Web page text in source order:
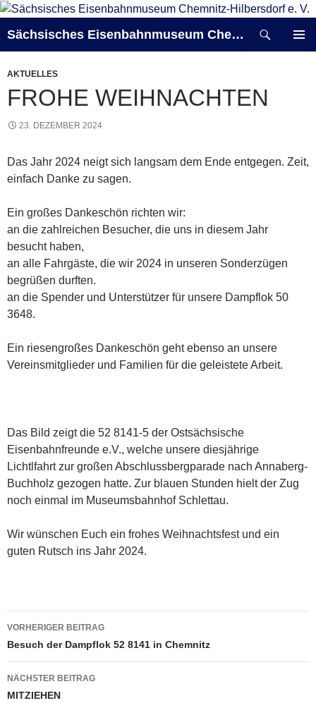
Zum
springen
Sächsisches Eisenbahnmuseum Chemnitz-Hilbersdorf e. V.
AKTUELLES
FROHE WEIHNACHTEN
23. DEZEMBER 2024
Das Jahr 2024 neigt sich langsam dem Ende entgegen. Zeit,
einfach Danke zu sagen.
Ein großes Dankeschön richten wir:
an die zahlreichen Besucher, die uns in diesem Jahr
besucht haben,
an alle Fahrgäste, die wir 2024 in unseren Sonderzügen
begrüßen durften.
an die Spender und Unterstützer für unsere Dampflok 50
3648.
Ein riesengroßes Dankeschön geht ebenso an unsere
Vereinsmitglieder und Familien für die geleistete Arbeit.
Das Bild zeigt die 52 8141-5 der Ostsächsische
Eisenbahnfreunde e.V., welche unsere diesjährige
Lichtlfahrt zur großen Abschlussbergparade nach Annaberg-
Buchholz gezogen hatte. Zur blauen Stunden hielt der Zug
noch einmal im Museumsbahnhof Schlettau.
Wir wünschen Euch ein frohes Weihnachtsfest und ein
guten Rutsch ins Jahr 2024.
Beitragsnavigation
VORHERIGER BEITRAG
Besuch der Dampflok 52 8141 in Chemnitz
NÄCHSTER BEITRAG
MITZIEHEN